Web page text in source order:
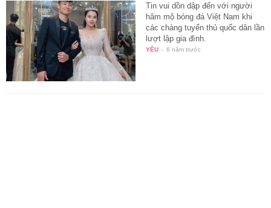
Tin vui dồn dập đến với người
hâm mộ bóng đá Việt Nam khi
các chàng tuyển thủ quốc dân lần
lượt lập gia đình.
YÊU - 6 năm trước